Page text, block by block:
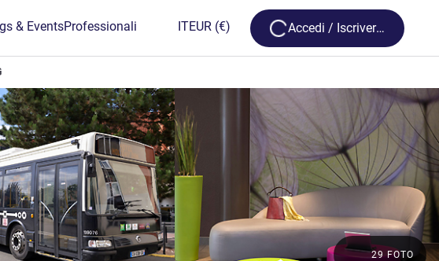
& EventsProfessionali ITEUR (€) Loading...
Accedi / Iscriversi
29 FOTO